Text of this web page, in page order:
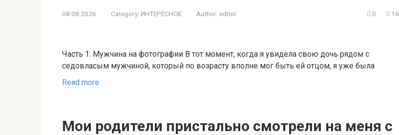
08.08.2026 Category: ИНТЕРЕСНОЕ Author: editor 0 16
Часть 1: Мужчина на фотографии В тот момент, когда я увидела свою дочь рядом с
седовласым мужчиной, который по возрасту вполне мог быть ей отцом, я уже была
Read more
Мои родители пристально смотрели на меня с